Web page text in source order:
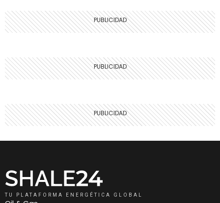
TU PLATAFORMA ENERGÉTICA GLOBAL